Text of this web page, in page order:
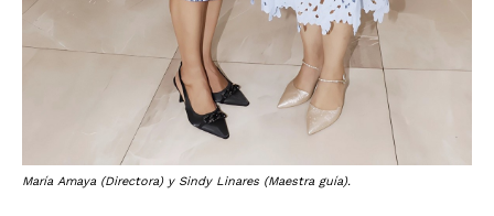
María Amaya (Directora) y Sindy Linares (Maestra guía).